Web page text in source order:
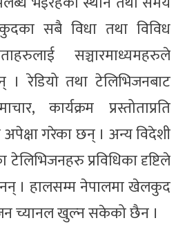
सबै विधा तथा विविध
सञ्चारमाध्यमहरुले
रेडियो तथा टेलिभिजनबाट
कार्यक्रम प्रस्तोताप्रति
गरेका छन् । अन्य विदेशी
प्रविधिका दृष्टिले
। हालसम्म नेपालमा खेलकुद
च्यानल खुल्न सकेको छैन ।